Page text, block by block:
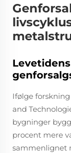
Ifølge
and
bygninger
procent mere
sammenlignet